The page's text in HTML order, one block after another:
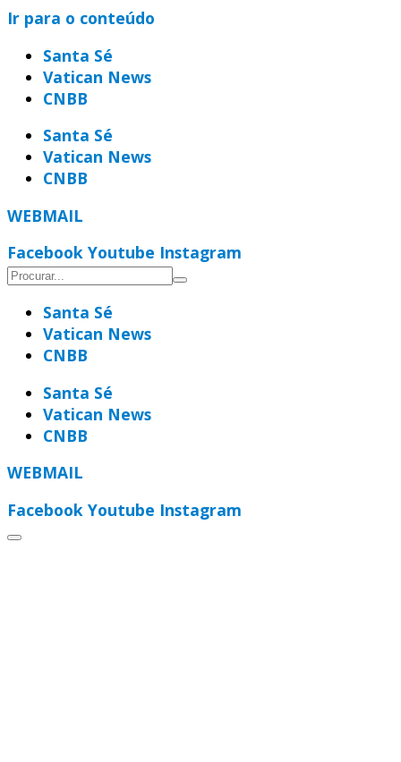
Ir para o conteúdo
Santa Sé
Vatican News
CNBB
Santa Sé
Vatican News
CNBB
WEBMAIL
Facebook Youtube Instagram
Santa Sé
Vatican News
CNBB
Santa Sé
Vatican News
CNBB
WEBMAIL
Facebook Youtube Instagram